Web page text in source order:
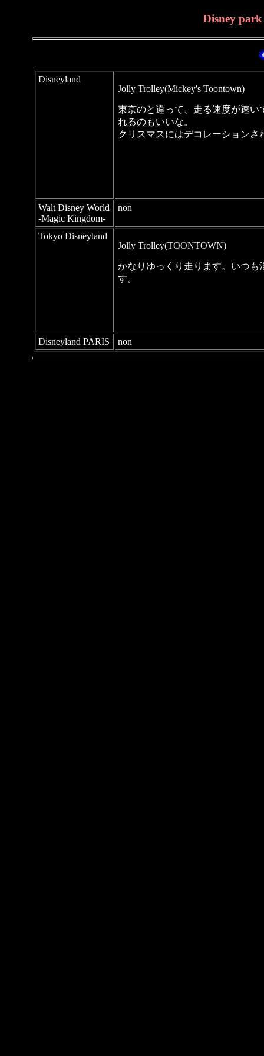
Disney
Disneyland
Jolly Trolley(Mickey's Toontown)
東京のと違って、走る速度が速
れるのもいいな。
クリスマスにはデコレーションさ
Walt Disney World
-Magic Kingdom-
non
Tokyo Disneyland
Jolly Trolley(TOONTOWN)
かなりゆっくり走ります。いつ
す。
Disneyland PARIS non